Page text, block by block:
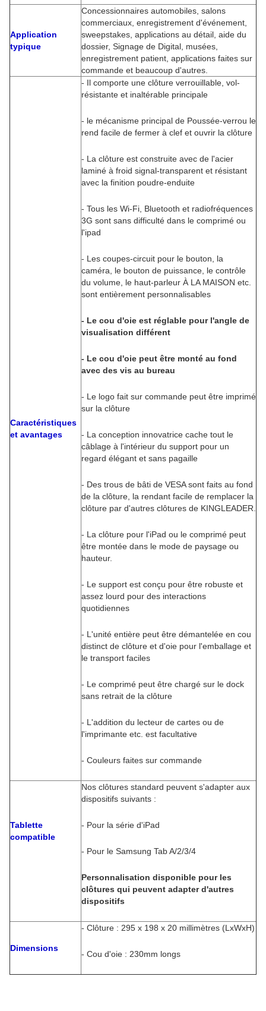
Application
typique
Concessionnaires automobiles, salons
commerciaux, enregistrement d'événement,
sweepstakes, applications au détail, aide du
dossier, Signage de Digital, musées,
enregistrement patient, applications faites sur
commande et beaucoup d'autres.
Caractéristiques
et avantages
- Il comporte une clôture verrouillable, vol-
résistante et inaltérable principale
- le mécanisme principal de Poussée-verrou le
rend facile de fermer à clef et ouvrir la clôture
- La clôture est construite avec de l'acier
laminé à froid signal-transparent et résistant
avec la finition poudre-enduite
- Tous les Wi-Fi, Bluetooth et radiofréquences
3G sont sans difficulté dans le comprimé ou
l'ipad
- Les coupes-circuit pour le bouton, la
caméra, le bouton de puissance, le contrôle
du volume, le haut-parleur À LA MAISON etc.
sont entièrement personnalisables
- Le cou d'oie est réglable pour l'angle de
visualisation différent
- Le cou d'oie peut être monté au fond
avec des vis au bureau
- Le logo fait sur commande peut être imprimé
sur la clôture
- La conception innovatrice cache tout le
câblage à l'intérieur du support pour un
regard élégant et sans pagaille
- Des trous de bâti de VESA sont faits au fond
de la clôture, la rendant facile de remplacer la
clôture par d'autres clôtures de KINGLEADER.
- La clôture pour l'iPad ou le comprimé peut
être montée dans le mode de paysage ou
hauteur.
- Le support est conçu pour être robuste et
assez lourd pour des interactions
quotidiennes
- L'unité entière peut être démantelée en cou
distinct de clôture et d'oie pour l'emballage et
le transport faciles
- Le comprimé peut être chargé sur le dock
sans retrait de la clôture
- L'addition du lecteur de cartes ou de
l'imprimante etc. est facultative
- Couleurs faites sur commande
Tablette
compatible
Nos clôtures standard peuvent s'adapter aux
dispositifs suivants :
- Pour la série d'iPad
- Pour le Samsung Tab A/2/3/4
Personnalisation disponible pour les
clôtures qui peuvent adapter d'autres
dispositifs
Dimensions
- Clôture : 295 x 198 x 20 millimètres (LxWxH)
- Cou d'oie : 230mm longs